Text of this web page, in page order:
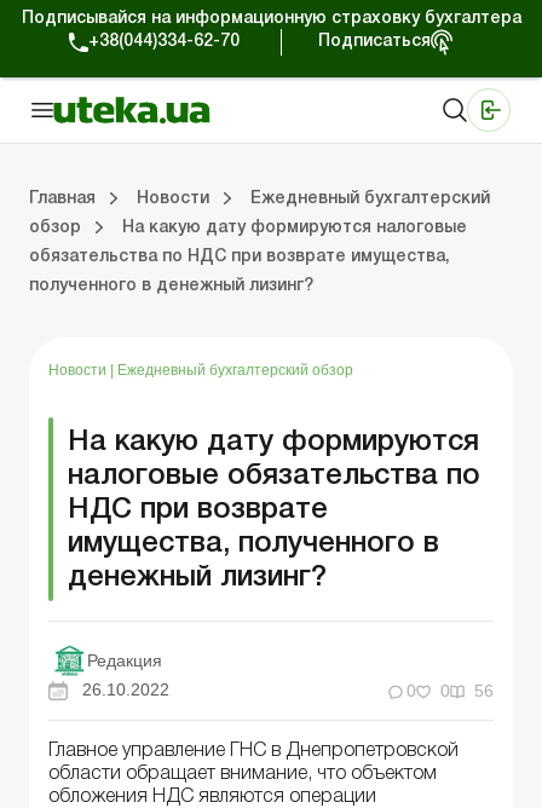
Подписывайся на информационную страховку бухгалтера
+38(044)334-62-70
Подписаться
Главная Новости
Ежедневный бухгалтерский
обзор
На какую дату формируются налоговые
обязательства по НДС при возврате имущества,
полученного в денежный лизинг?
Новости Ежедневный бухгалтерский обзор
На какую дату формируются
налоговые обязательства по
НДС при возврате
имущества, полученного в
денежный лизинг?
Редакция
26.10.2022
0 0 56
Главное управление ГНС в Днепропетровской
области обращает внимание, что объектом
обложения НДС являются операции